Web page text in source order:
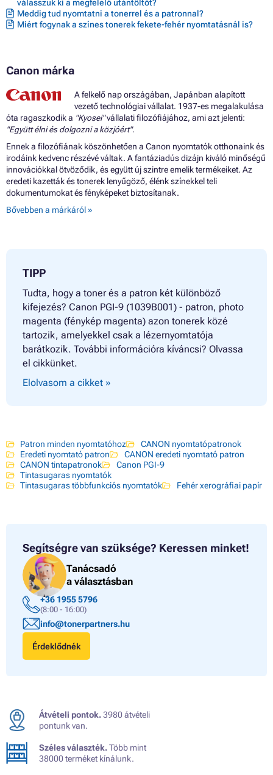
válasszuk ki a megfelelő utántöltőt?
Meddig tud nyomtatni a tonerrel és a patronnal?
Miért fogynak a színes tonerek fekete-fehér nyomtatásnál is?
Canon márka
A felkelő nap országában, Japánban alapított
vezető technológiai vállalat. 1937-es megalakulása
óta ragaszkodik a "Kyosei"vállalati filozófiájához, ami azt jelenti:
"Együtt élni és dolgozni a közjóért".
Ennek a filozófiának köszönhetően a Canon nyomtatók otthonaink és
irodáink kedvenc részévé váltak. A fantáziadús dizájn kiváló minőségű
innovációkkal ötvöződik, és együtt új szintre emelik termékeiket. Az
eredeti kazetták és tonerek lenyűgöző, élénk színekkel teli
dokumentumokat és fényképeket biztosítanak.
Bővebben a márkáról »
TIPP
Tudta, hogy a toner és a patron két különböző
kifejezés? Canon PGI-9 (1039B001) - patron, photo
magenta (fénykép magenta) azon tonerek közé
tartozik, amelyekkel csak a lézernyomtatója
barátkozik. További információra kíváncsi? Olvassa
el cikkünket.
Elolvasom a cikket »
Patron minden nyomtatóhoz
CANON nyomtatópatronok
Eredeti nyomtató patron
CANON eredeti nyomtató patron
CANON tintapatronok
Canon PGI-9
Tintasugaras nyomtatók
Tintasugaras többfunkciós nyomtatók
Fehér xerográfiai papír
Segítségre van szüksége? Keressen minket!
Tanácsadó
a választásban
+36 1955 5796
(8:00 - 16:00)
info@tonerpartners.hu
Érdeklődnék
Átvételi pontok.3980 átvételi
pontunk van.
Széles választék.Több mint
38000 terméket kínálunk.